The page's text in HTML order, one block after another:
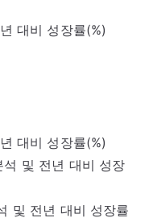
대비 성장률(%)
대비 성장률(%)
및 전년 대비 성장
및 전년 대비 성장률